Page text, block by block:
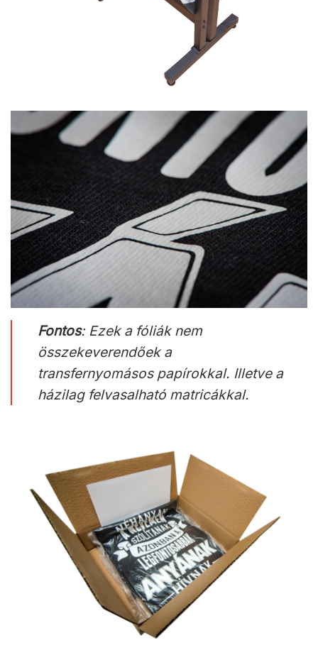
Fontos: Ezek a fóliák nem
összekeverendőek a
transfernyomásos papírokkal. Illetve a
házilag felvasalható matricákkal.